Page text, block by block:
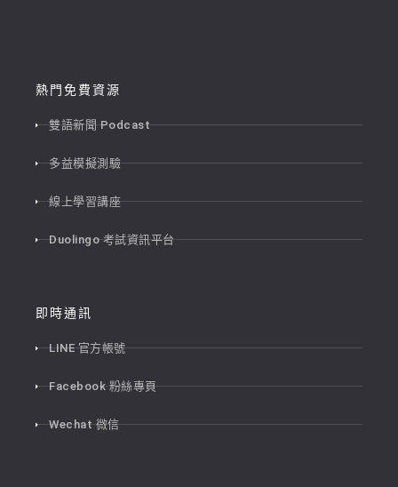
熱門免費資源
雙語新聞 Podcast
多益模擬測驗
線上學習講座
Duolingo 考試資訊平台
即時通訊
LINE 官方帳號
Facebook 粉絲專頁
Wechat 微信